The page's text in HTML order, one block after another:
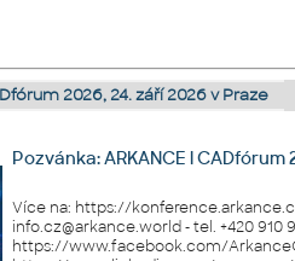
2026, 24. září 2026 v Praze
Pozvánka: ARKANCE l
Více na: https://konference.arkance.cz
info.cz@arkance.world - tel. +420 910 970 111
https://www.facebook.com/